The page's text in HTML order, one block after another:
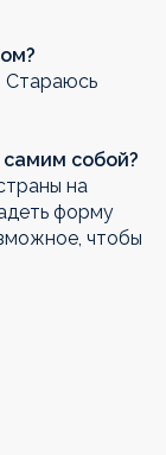
Стараюсь
собой?
на
форму
чтобы